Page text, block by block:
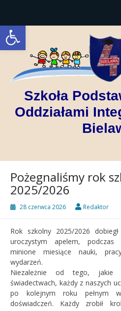
Open toolbar
Szkoła
Oddziałami
Pożegnaliśmy rok
2025/2026
28 czerwca 2026 Redaktor
Rok szkolny 2025/2026
uroczystym apelem, podczas
minione miesiące nauki,
wydarzeń.
Niezależnie od tego, jakie
świadectwach, każdy z naszych
po kolejnym roku pełnym
doświadczeń. Każdy zrobił